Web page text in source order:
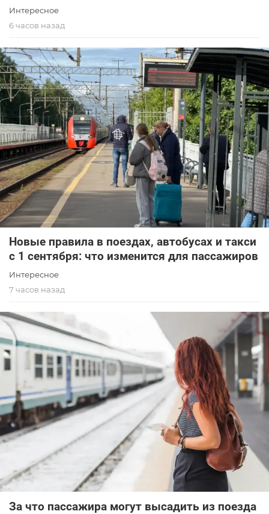
Интересное
6 часов назад
Новые правила в поездах, автобусах и такси
с 1 сентября: что изменится для пассажиров
Интересное
7 часов назад
За что пассажира могут высадить из поезда